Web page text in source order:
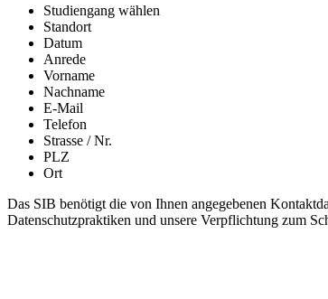
Studiengang wählen
Standort
Datum
Anrede
Vorname
Nachname
E-Mail
Telefon
Strasse / Nr.
PLZ
Ort
Das SIB benötigt die von Ihnen angegebenen
Datenschutzpraktiken und unsere Verpflichtung zum